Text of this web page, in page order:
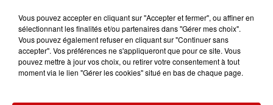
Tarif Gratuit
Ville de Niederbronn les bains
Vous pouvez accepter en cliquant sur "Accepter et fermer", ou affiner en
sélectionnant les finalités et/ou partenaires dans "Gérer mes choix".
Vous pouvez également refuser en cliquant sur "Continuer sans
accepter". Vos préférences ne s'appliqueront que pour ce site. Vous
pouvez mettre à jour vos choix, ou retirer votre consentement à tout
moment via le lien "Gérer les cookies" situé en bas de chaque page.